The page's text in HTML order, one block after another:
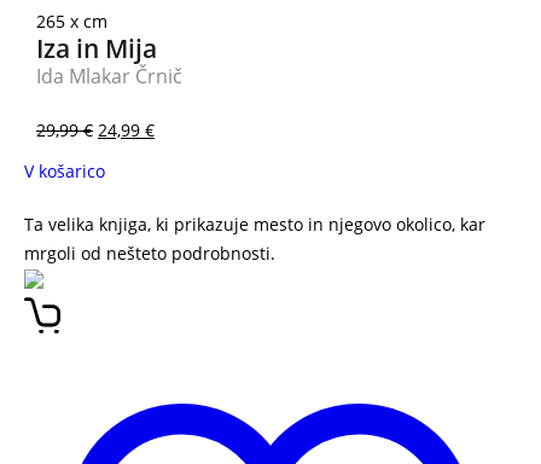
265 x cm
Iza in Mija
Ida Mlakar Črnič
29,99€ 24,99 €
V košarico
Ta velika knjiga, ki prikazuje mesto in njegovo okolico, kar
mrgoli od nešteto podrobnosti.